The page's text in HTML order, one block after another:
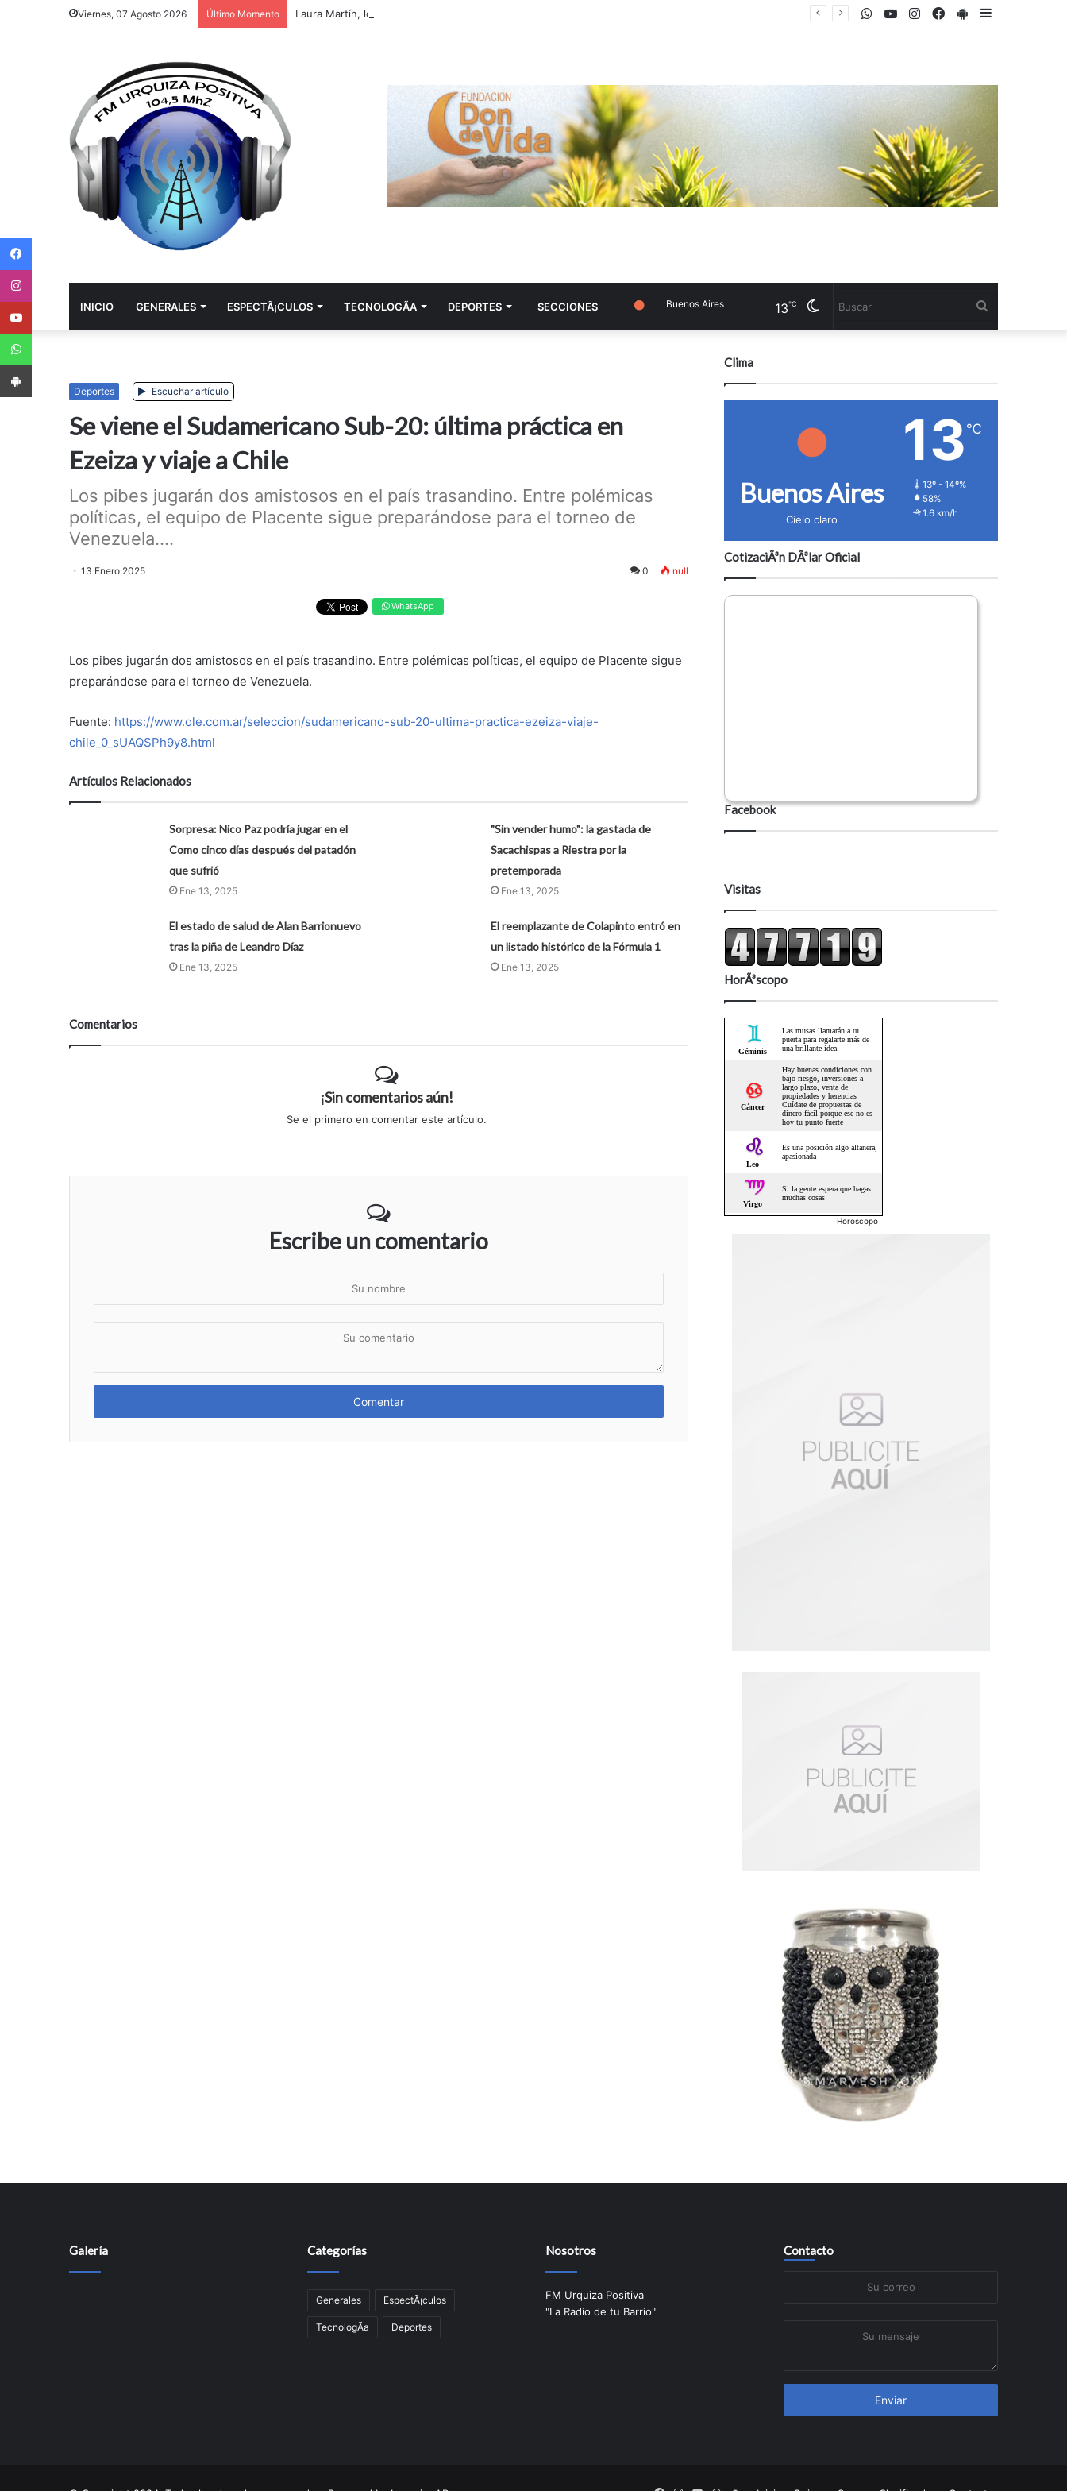
Viernes, 07 Agosto 2026 Último Momento Laura Martín, logopeda: “Los nódulos se cocinan a fuego lento, son una patología más crónica” PlayStore
Facebook
Instagram
Youtube
WhatsApp
INICIO GENERALES ESPECTÃ¡CULOS TECNOLOGÃ­A DEPORTES SECCIONES Cambiar
Buenos Aires 13℃
Deportes Escuchar artículo
Se viene el Sudamericano Sub-20: última práctica en
Ezeiza y viaje a Chile
Los pibes jugarán dos amistosos en el país trasandino. Entre polémicas
políticas, el equipo de Placente sigue preparándose para el torneo de
Venezuela....
13 Enero 2025 0 null
WhatsApp
Los pibes jugarán dos amistosos en el país trasandino. Entre polémicas políticas, el equipo de Placente sigue
preparándose para el torneo de Venezuela.
Fuente: https://www.ole.com.ar/seleccion/sudamericano-sub-20-ultima-practica-ezeiza-viaje-
chile_0_sUAQSPh9y8.html
Artículos Relacionados
Sorpresa: Nico Paz podría jugar en el
Como cinco días después del patadón
que sufrió
Ene 13, 2025
"Sin vender humo": la gastada de
Sacachispas a Riestra por la
pretemporada
Ene 13, 2025
El estado de salud de Alan Barrionuevo
tras la piña de Leandro Díaz
Ene 13, 2025
El reemplazante de Colapinto entró en
un listado histórico de la Fórmula 1
Ene 13, 2025
Comentarios
¡Sin comentarios aún!
Se el primero en comentar este artículo.
Escribe un comentario
t
Clima
Buenos Aires
Cielo claro
13 ℃
13º - 14º%
58%
1.6 km/h
CotizaciÃ³n DÃ³lar Oficial
Facebook
Visitas
HorÃ³scopo
Horoscopo
Galería Categorías
Generales EspectÃ¡culos
TecnologÃ­a Deportes
Nosotros
FM Urquiza Positiva
"La Radio de tu Barrio"
Contacto
WhatsApp